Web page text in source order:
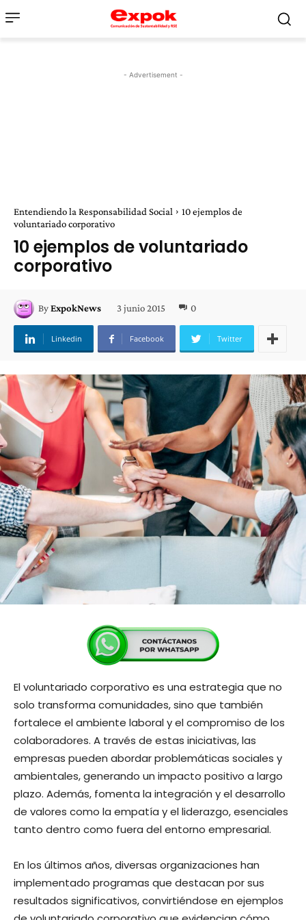
- Advertisement -
Entendiendo la Responsabilidad Social
10 ejemplos de
voluntariado corporativo
10 ejemplos de voluntariado
corporativo
ByExpokNews 3 junio 2015 0
Linkedin Facebook Twitter
El voluntariado corporativo es una estrategia que no
solo transforma comunidades, sino que también
fortalece el ambiente laboral y el compromiso de los
colaboradores. A través de estas iniciativas, las
empresas pueden abordar problemáticas sociales y
ambientales, generando un impacto positivo a largo
plazo. Además, fomenta la integración y el desarrollo
de valores como la empatía y el liderazgo, esenciales
tanto dentro como fuera del entorno empresarial.
En los últimos años, diversas organizaciones han
implementado programas que destacan por sus
resultados significativos, convirtiéndose en ejemplos